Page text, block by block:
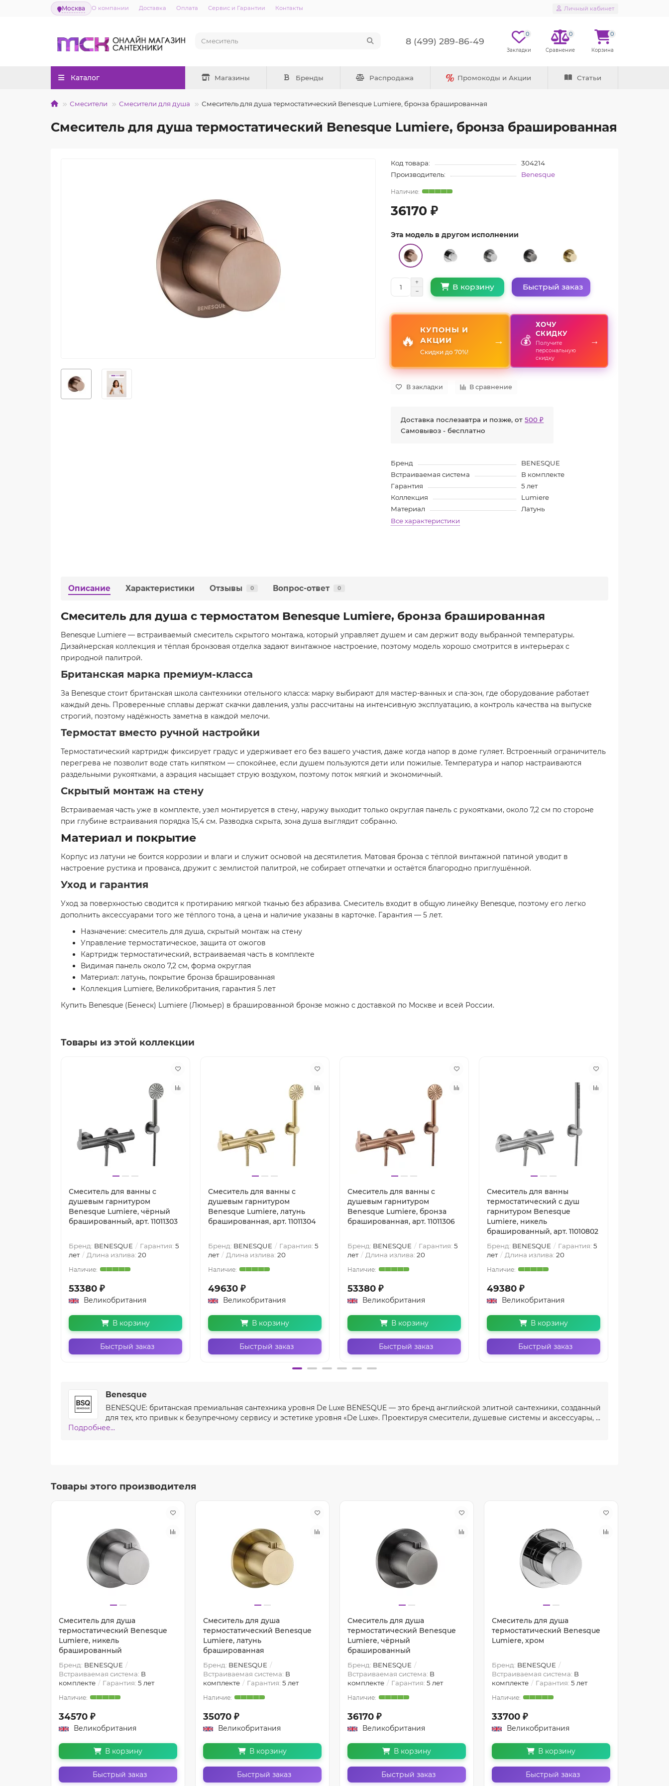
Москва О компании Доставка Оплата Сервис и Гарантии Контакты Личный кабинет
8 (499) 289-86-49
0 0 0
Каталог Магазины Бренды Распродажа Промокоды и Акции Статьи
Смесители Смесители для душа Смеситель для душа термостатический Benesque Lumiere, бронза брашированная
Смеситель для душа термостатический Benesque Lumiere, бронза брашированная
Код товара:
304214
Производитель:
Benesque
36170 ₽
Эта модель в другом исполнении
В корзину Быстрый заказ
🔥
КУПОНЫ И
АКЦИИ
Скидки до 70%!
→ 💰
ХОЧУ
СКИДКУ
Получите
персональную
скидку
→
В закладки В сравнение
Доставка послезавтра и позже, от500 ₽
Самовывоз - бесплатно
Бренд
BENESQUE
Встраиваемая система
В комплекте
Гарантия
5 лет
Коллекция
Lumiere
Материал
Латунь
Все характеристики
Описание Характеристики Отзывы 0 Вопрос-ответ 0
Смеситель для душа с термостатом Benesque Lumiere, бронза брашированная
Benesque Lumiere — встраиваемый смеситель скрытого монтажа, который управляет душем и сам держит воду выбранной температуры.
Дизайнерская коллекция и тёплая бронзовая отделка задают винтажное настроение, поэтому модель хорошо смотрится в интерьерах с
природной палитрой.
Британская марка премиум-класса
За Benesque стоит британская школа сантехники отельного класса: марку выбирают для мастер-ванных и спа-зон, где оборудование работает
каждый день. Проверенные сплавы держат скачки давления, узлы рассчитаны на интенсивную эксплуатацию, а контроль качества на выпуске
строгий, поэтому надёжность заметна в каждой мелочи.
Термостат вместо ручной настройки
Термостатический картридж фиксирует градус и удерживает его без вашего участия, даже когда напор в доме гуляет. Встроенный ограничитель
перегрева не позволит воде стать кипятком — спокойнее, если душем пользуются дети или пожилые. Температура и напор настраиваются
раздельными рукоятками, а аэрация насыщает струю воздухом, поэтому поток мягкий и экономичный.
Скрытый монтаж на стену
Встраиваемая часть уже в комплекте, узел монтируется в стену, наружу выходит только округлая панель с рукоятками, около 7,2 см по стороне
при глубине встраивания порядка 15,4 см. Разводка скрыта, зона душа выглядит собранно.
Материал и покрытие
Корпус из латуни не боится коррозии и влаги и служит основой на десятилетия. Матовая бронза с тёплой винтажной патиной уводит в
настроение рустика и прованса, дружит с землистой палитрой, не собирает отпечатки и остаётся благородно приглушённой.
Уход и гарантия
Уход за поверхностью сводится к протиранию мягкой тканью без абразива. Смеситель входит в общую линейку Benesque, поэтому его легко
дополнить аксессуарами того же тёплого тона, а цена и наличие указаны в карточке. Гарантия — 5 лет.
Назначение: смеситель для душа, скрытый монтаж на стену
Управление термостатическое, защита от ожогов
Картридж термостатический, встраиваемая часть в комплекте
Видимая панель около 7,2 см, форма округлая
Материал: латунь, покрытие бронза брашированная
Коллекция Lumiere, Великобритания, гарантия 5 лет
Купить Benesque (Бенеск) Lumiere (Люмьер) в брашированной бронзе можно с доставкой по Москве и всей России.
Товары из этой коллекции
Смеситель для ванны с
душевым гарнитуром
Benesque Lumiere, чёрный
брашированный, арт. 11011303
Бренд: BENESQUE Гарантия: 5
лет
Длина излива: 20
53380 ₽
Великобритания
В корзину
Быстрый заказ
Смеситель для ванны с
душевым гарнитуром
Benesque Lumiere, латунь
брашированная, арт. 11011304
Бренд: BENESQUE Гарантия: 5
лет
Длина излива: 20
49630 ₽
Великобритания
В корзину
Быстрый заказ
Смеситель для ванны с
душевым гарнитуром
Benesque Lumiere, бронза
брашированная, арт. 11011306
Бренд: BENESQUE Гарантия: 5
лет
Длина излива: 20
53380 ₽
Великобритания
В корзину
Быстрый заказ
Смеситель для ванны
термостатический с душ
гарнитуром Benesque
Lumiere, никель
брашированный, арт. 11010802
Бренд: BENESQUE Гарантия: 5
лет
Длина излива: 20
49380 ₽
Великобритания
В корзину
Быстрый заказ
Benesque
BENESQUE: британская премиальная сантехника уровня De Luxe BENESQUE — это бренд английской элитной сантехники, созданный
для тех, кто привык к безупречному сервису и эстетике уровня «De Luxe». Проектируя смесители, душевые системы и аксессуары, ...
Подробнее...
Товары этого производителя
Смеситель для душа
термостатический Benesque
Lumiere, никель
брашированный
Бренд: BENESQUE
Встраиваемая система: В
комплекте
Гарантия: 5 лет
34570 ₽
Великобритания
В корзину
Быстрый заказ
Смеситель для душа
термостатический Benesque
Lumiere, латунь
брашированная
Бренд: BENESQUE
Встраиваемая система: В
комплекте
Гарантия: 5 лет
35070 ₽
Великобритания
В корзину
Быстрый заказ
Смеситель для душа
термостатический Benesque
Lumiere, чёрный
брашированный
Бренд: BENESQUE
Встраиваемая система: В
комплекте
Гарантия: 5 лет
36170 ₽
Великобритания
В корзину
Быстрый заказ
Смеситель для душа
термостатический Benesque
Lumiere, хром
Бренд: BENESQUE
Встраиваемая система: В
комплекте
Гарантия: 5 лет
33700 ₽
Великобритания
В корзину
Быстрый заказ